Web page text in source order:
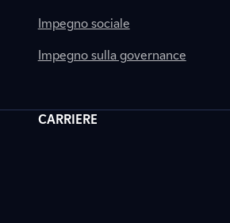
Impegno sociale
Impegno sulla governance
CARRIERE